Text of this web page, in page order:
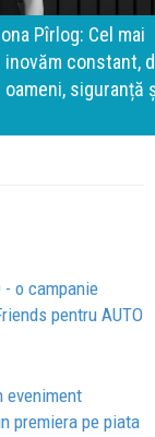
Cel mai
constant, dar
siguranță și
o campanie
pentru AUTO
eveniment
premiera pe piata